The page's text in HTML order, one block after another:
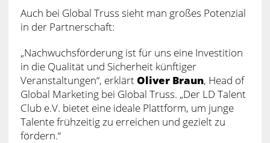
Auch bei Global Truss sieht man großes Potenzial
in der Partnerschaft:
„Nachwuchsförderung ist für uns eine Investition
in die Qualität und Sicherheit künftiger
Veranstaltungen“, erklärt Oliver Braun, Head of
Global Marketing bei Global Truss. „Der LD Talent
Club e.V. bietet eine ideale Plattform, um junge
Talente frühzeitig zu erreichen und gezielt zu
fördern.“